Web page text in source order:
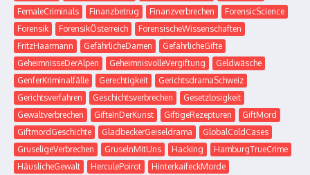
FemaleCriminals
Finanzbetrug Finanzverbrechen
ForensicScience
Forensik
ForensikÖsterreich
ForensischeWissenschaften
FritzHaarmann
GefährlicheDamen
GefährlicheGifte
GeheimnisseDerAlpen
GeheimnisvolleVergiftung
Geldwäsche
GenferKriminalfälle
Gerechtigkeit
GerichtsdramaSchweiz
Gerichtsverfahren
Geschichtsverbrechen
Gesetzlosigkeit
Gewaltverbrechen
GifteInDerKunst GiftigeRezepturen
GiftMord
GiftmordGeschichte
GladbeckerGeiseldrama
GlobalColdCases
GruseligeVerbrechen
GruselnMitUns Hacking
HamburgTrueCrime
HäuslicheGewalt
HerculePoirot
HinterkaifeckMorde